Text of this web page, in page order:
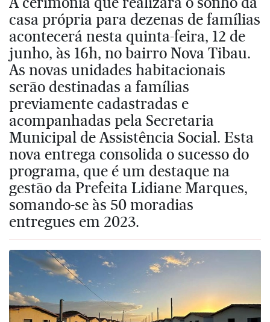
casa própria para dezenas de famílias
acontecerá nesta quinta-feira, 12 de
junho, às 16h, no bairro Nova Tibau.
As novas unidades habitacionais
serão destinadas a famílias
previamente cadastradas e
acompanhadas pela Secretaria
Municipal de Assistência Social. Esta
nova entrega consolida o sucesso do
programa, que é um destaque na
gestão da Prefeita Lidiane Marques,
somando-se às 50 moradias
entregues em 2023.